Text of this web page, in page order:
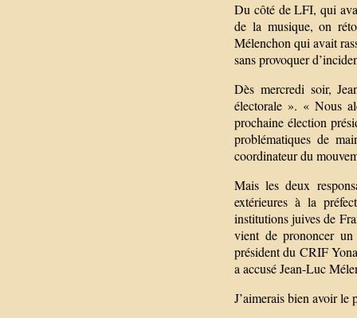
Du côté de LFI, qui
de la musique, on
Mélenchon qui avait
sans provoquer
Dès mercredi soir,
électorale ». « Nous
prochaine élection
problématiques de
coordinateur du
Mais les deux
extérieures à la
institutions juives de
vient de prononcer
président du CRIF
a accusé Jean-Luc
J’aimerais bien avoir le